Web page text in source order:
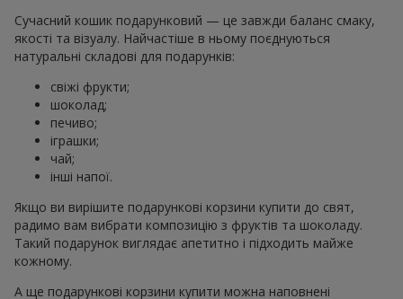
Сучасний кошик подарунковий — це завжди баланс смаку,
якості та візуалу. Найчастіше в ньому поєднуються
натуральні складові для подарунків:
свіжі фрукти;
шоколад;
печиво;
іграшки;
чай;
інші напої.
Якщо ви вирішите подарункові корзини купити до свят,
радимо вам вибрати композицію з фруктів та шоколаду.
Такий подарунок виглядає апетитно і підходить майже
кожному.
А ще подарункові корзини купити можна наповнені